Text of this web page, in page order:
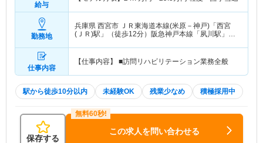
給与
勤務地
兵庫県 西宮市 ＪＲ東海道本線(米原－神戸)「西宮
(ＪＲ)駅」（徒歩12分）阪急神戸本線「夙川駅」
仕事内容
【仕事内容】 ■訪問リハビリテーション業務全般
駅から徒歩10分以内 未経験OK 残業少なめ 積極採用中
保存する
この求人を問い合わせる